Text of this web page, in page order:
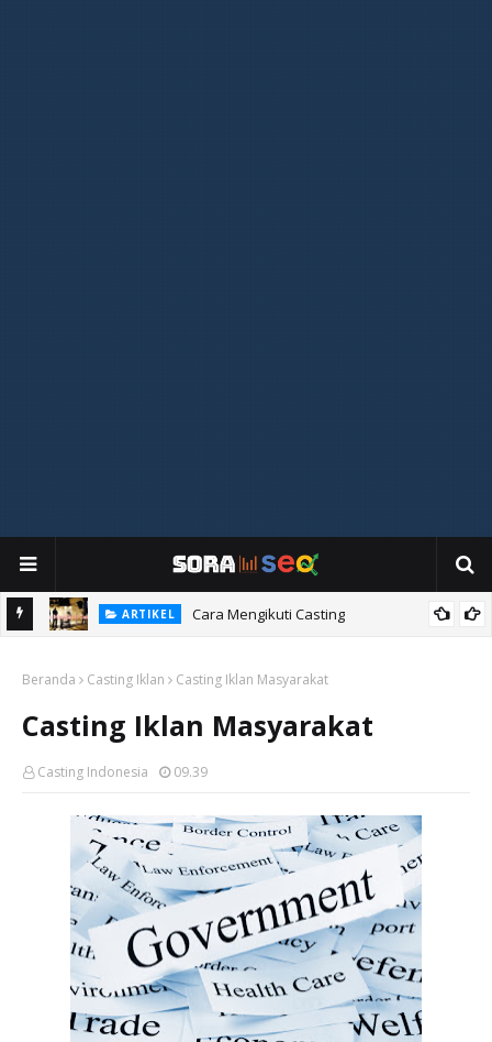
ARTIKEL Cara Mengikuti Casting
Beranda Casting Iklan Casting Iklan Masyarakat
Casting Iklan Masyarakat
Casting Indonesia 09.39